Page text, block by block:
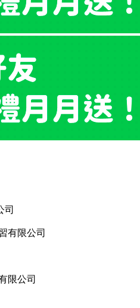
司
有限公司
限公司